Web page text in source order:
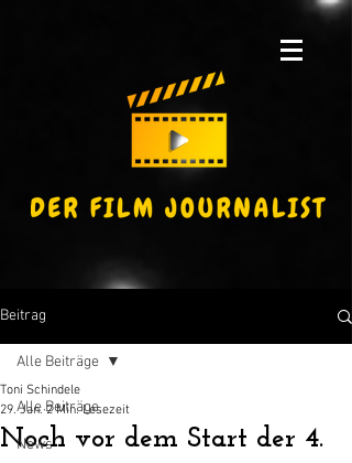
Beitrag
Alle Beiträge
News
Alle Beiträge
Noch vor dem Start der 4.
Toni Schindele
29. Jan. 2 Min. Lesezeit